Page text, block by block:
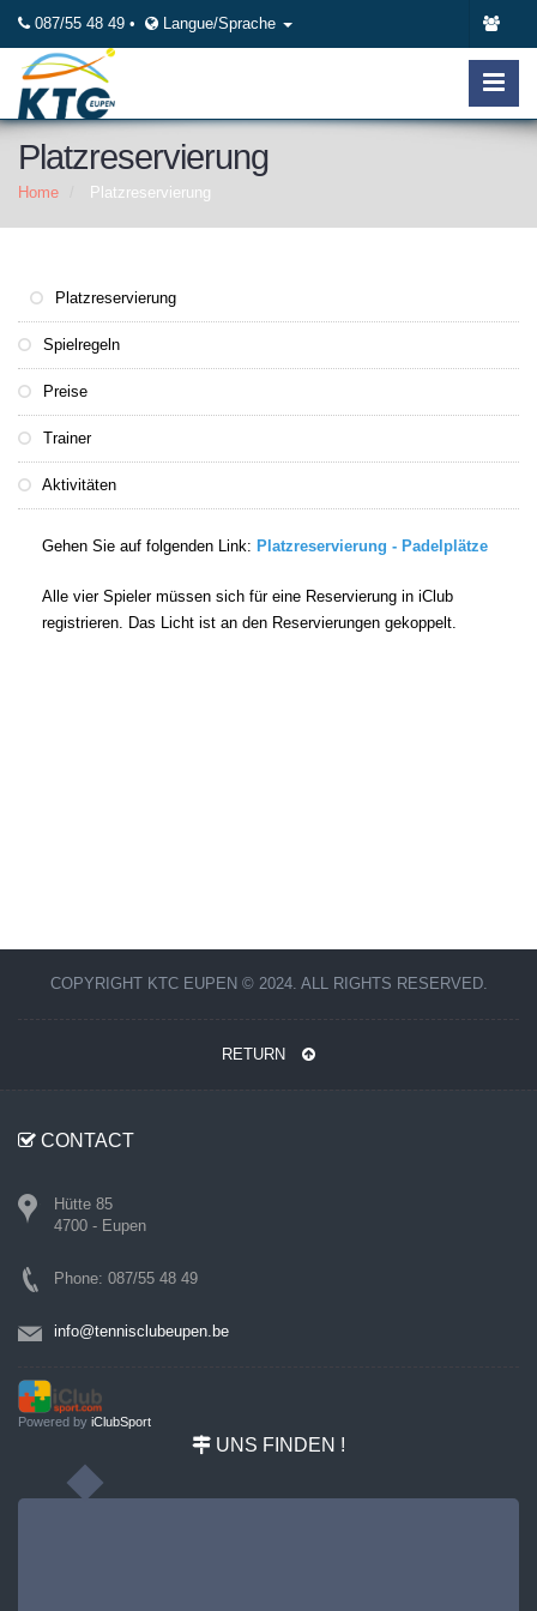
087/55 48 49 • Langue/Sprache
Platzreservierung
Home Platzreservierung
Platzreservierung
Spielregeln
Preise
Trainer
Aktivitäten
Gehen Sie auf folgenden Link: Platzreservierung - Padelplätze
Alle vier Spieler müssen sich für eine Reservierung in iClub
registrieren. Das Licht ist an den Reservierungen gekoppelt.
COPYRIGHT KTC EUPEN © 2024. ALL RIGHTS RESERVED.
RETURN
CONTACT
Hütte 85
4700 - Eupen
Phone: 087/55 48 49
info@tennisclubeupen.be
Powered by iClubSport
UNS FINDEN !